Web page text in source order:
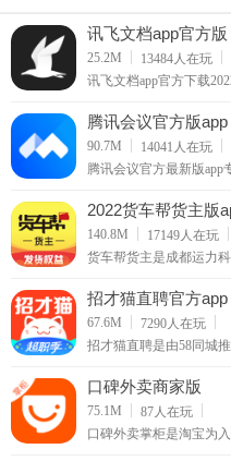
讯飞文档app官方版
25.2M 13484人在玩
讯飞文档app官方下载
类似，都可以让团队在线
腾讯会议官方版app
90.7M 14041 人在玩
腾讯会议官方最新版
你带来最棒的办公体验
2022货车帮货主版
140.8M 17149人在玩
货车帮货主是成都运力
各地货主提供经验丰富
招才猫直聘官方app
67.6M 7290人在玩
招才猫直聘是由58同城
现、挖掘，你可以在58
口碑外卖商家版
75.1M 87人在玩
口碑外卖掌柜是淘宝为